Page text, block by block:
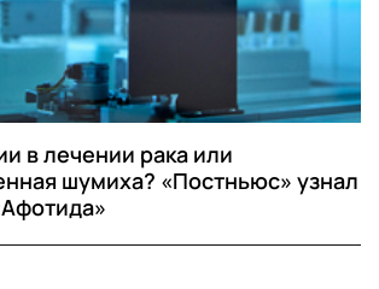
в лечении рака или
шумиха?​ «Постньюс» узнал